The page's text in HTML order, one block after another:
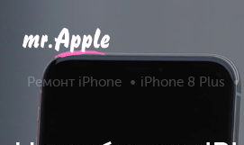
Ремонт iPhone iPhone 8 Plus